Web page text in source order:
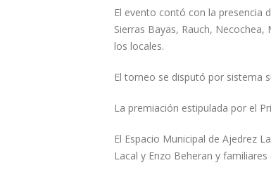
El evento contó con la presencia
Sierras Bayas, Rauch,
los locales.
El torneo se disputó por sistema
La premiación estipulada por el
El Espacio Municipal de Ajedrez
Lacal y Enzo Beheran y